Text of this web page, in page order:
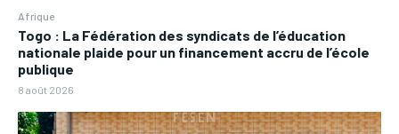
Afrique
Togo : La Fédération des syndicats de l’éducation
nationale plaide pour un financement accru de l’école
publique
8 août 2026